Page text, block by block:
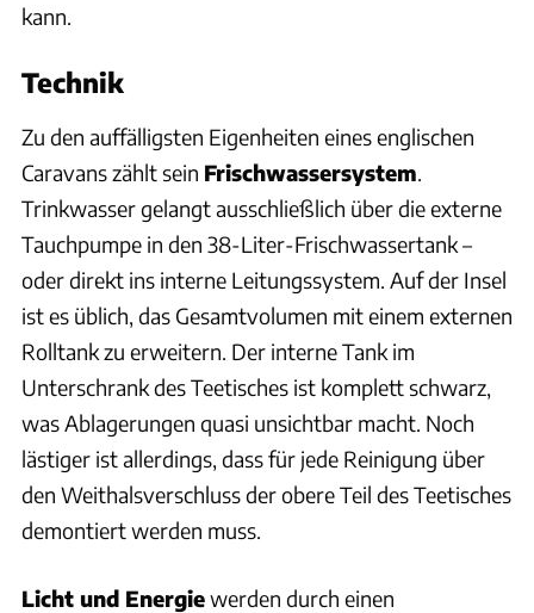
kann.
Technik
Zu den auffälligsten Eigenheiten eines englischen
Caravans zählt sein Frischwassersystem.
Trinkwasser gelangt ausschließlich über die externe
Tauchpumpe in den 38-Liter-Frischwassertank –
oder direkt ins interne Leitungssystem. Auf der Insel
ist es üblich, das Gesamtvolumen mit einem externen
Rolltank zu erweitern. Der interne Tank im
Unterschrank des Teetisches ist komplett schwarz,
was Ablagerungen quasi unsichtbar macht. Noch
lästiger ist allerdings, dass für jede Reinigung über
den Weithalsverschluss der obere Teil des Teetisches
demontiert werden muss.
Licht und Energiewerden durch einen